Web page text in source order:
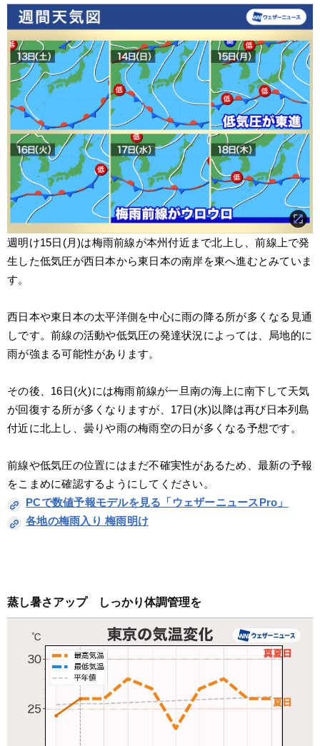
週明け15日(月)は梅雨前線が本州付近まで北上し、前線上で発
生した低気圧が西日本から東日本の南岸を東へ進むとみていま
す。
西日本や東日本の太平洋側を中心に雨の降る所が多くなる見通
しです。前線の活動や低気圧の発達状況によっては、局地的に
雨が強まる可能性があります。
その後、16日(火)には梅雨前線が一旦南の海上に南下して天気
が回復する所が多くなりますが、17日(水)以降は再び日本列島
付近に北上し、曇りや雨の梅雨空の日が多くなる予想です。
前線や低気圧の位置にはまだ不確実性があるため、最新の予報
をこまめに確認するようにしてください。
PCで数値予報モデルを見る「ウェザーニュースPro」
各地の梅雨入り 梅雨明け
蒸し暑さアップ　しっかり体調管理を